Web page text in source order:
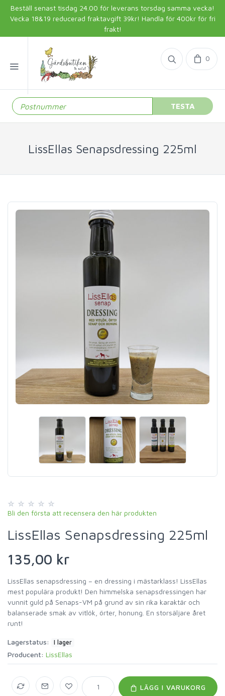
Beställ senast tisdag 24.00 för leverans torsdag samma vecka!
Vecka 18&19 reducerad fraktavgift 39kr! Handla för 400kr för fri
frakt!
0
TESTA
LissEllas Senapsdressing 225ml
Bli den första att recensera den här produkten
LissEllas Senapsdressing 225ml
135,00 kr
LissEllas senapsdressing – en dressing i mästarklass! LissEllas
mest populära produkt! Den himmelska senapsdressingen har
vunnit guld på Senaps-VM på grund av sin rika karaktär och
balanserade smak av vitlök, örter, honung. En storsäljare året
runt!
Lagerstatus: I lager
Producent: LissEllas
LÄGG I VARUKORG